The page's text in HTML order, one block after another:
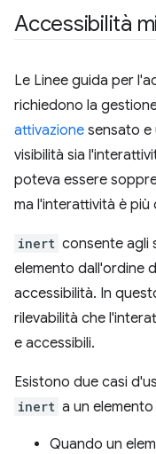
Accessibilità
Le Linee guida per
richiedono la
attivazione sensato e
visibilità sia
poteva essere
ma l'interattività è più
inert consente agli
elemento dall'ordine
accessibilità. In
rilevabilità che
e accessibili.
Esistono due casi
inert a un
Quando un